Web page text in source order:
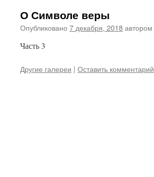
О Символе веры
Опубликовано 7 декабря, 2018автором
Часть 3
Другие галереи | Оставить комментарий